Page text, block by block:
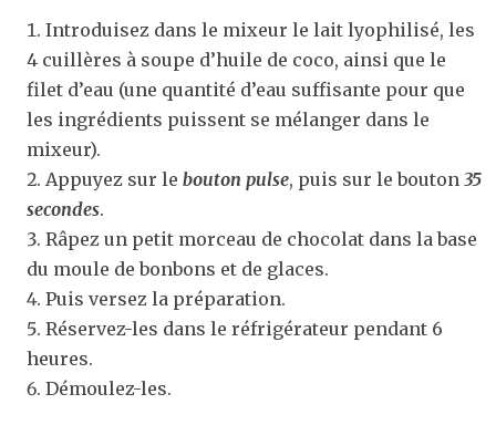
Introduisez dans le mixeur le lait lyophilisé, les
4 cuillères à soupe d’huile de coco, ainsi que le
filet d’eau (une quantité d’eau suffisante pour que
les ingrédients puissent se mélanger dans le
mixeur).
Appuyez sur le bouton pulse, puis sur le bouton 35
secondes.
Râpez un petit morceau de chocolat dans la base
du moule de bonbons et de glaces.
Puis versez la préparation.
Réservez-les dans le réfrigérateur pendant 6
heures.
Démoulez-les.